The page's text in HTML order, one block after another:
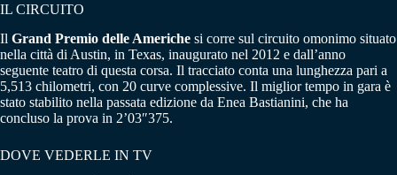
IL CIRCUITO
Il Grand Premio delle Americhe si corre sul circuito omonimo situato
nella città di Austin, in Texas, inaugurato nel 2012 e dall’anno
seguente teatro di questa corsa. Il tracciato conta una lunghezza pari a
5,513 chilometri, con 20 curve complessive. Il miglior tempo in gara è
stato stabilito nella passata edizione da Enea Bastianini, che ha
concluso la prova in 2’03″375.
DOVE VEDERLE IN TV